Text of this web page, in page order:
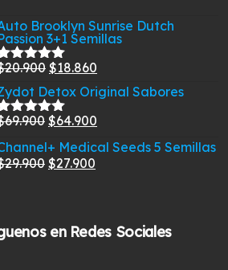
$22.900.$18.900.
original
era:
$33.900.
actual
es:
$29.900.
Brooklyn Sunrise Dutch
3+1 Semillas
20.900 El
precio
original
era:
$20.900.
$18.860
precio
es:
$18.860.
Detox Original Sabores
69.900 El
precio
original
$64.900
precio
Medical Seeds 5 Semillas
29.900 El
$29.900.
$27.900
es:
$27.900.
en Redes Sociales